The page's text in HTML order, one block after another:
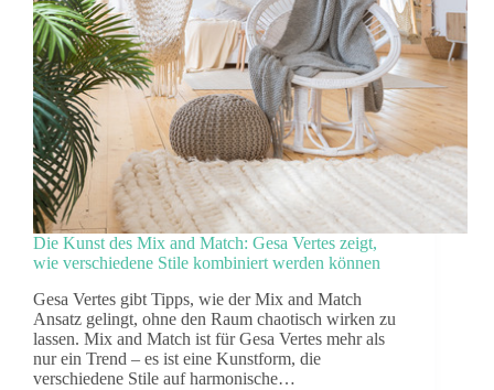
Die Kunst des Mix and Match: Gesa Vertes zeigt,
wie verschiedene Stile kombiniert werden können
Gesa Vertes gibt Tipps, wie der Mix and Match
Ansatz gelingt, ohne den Raum chaotisch wirken zu
lassen. Mix and Match ist für Gesa Vertes mehr als
nur ein Trend – es ist eine Kunstform, die
verschiedene Stile auf harmonische…